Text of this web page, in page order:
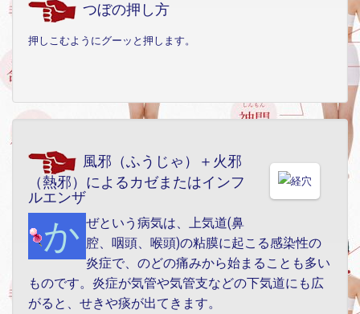
つぼの押し方
押しこむようにグーッと押します。
風邪（ふうじゃ）＋火邪
（熱邪）によるカゼまたはインフ
ルエンザ
かぜという病気は、上気道(鼻 腔、咽頭、喉頭)の粘膜に起こる感染性の
炎症で、のどの痛みから始まることも多い
ものです。炎症が気管や気管支などの下気道にも広
がると、せきや痰が出てきます。